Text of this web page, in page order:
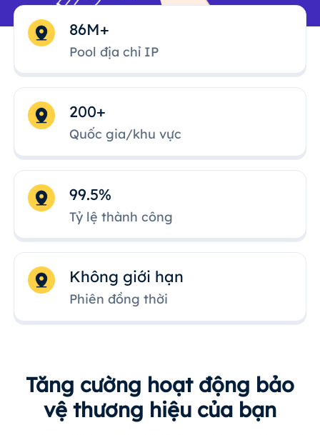
86M+
Pool địa chỉ IP
200+
Quốc gia/khu vực
99.5%
Tỷ lệ thành công
Không giới hạn
Phiên đồng thời
Tăng cường hoạt động bảo
vệ thương hiệu của bạn